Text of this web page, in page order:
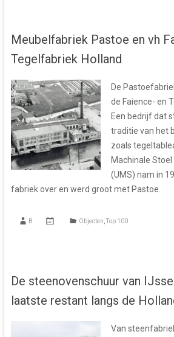
Meubelfabriek Pastoe en vh
Tegelfabriek Holland
De
de Faience- en
Een bedrijf dat
traditie van het
zoals
Machinale
(UMS) nam in
fabriek over en werd groot met Pastoe.
B Objecten Top 100
De steenovenschuur van
laatste restant langs de
Van